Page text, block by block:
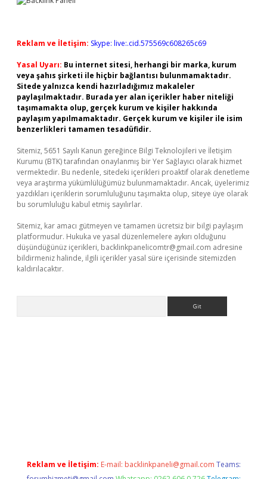
Reklam ve İletişim: Skype: live:.cid.575569c608265c69
Yasal Uyarı: Bu internet sitesi, herhangi bir marka, kurum
veya şahıs şirketi ile hiçbir bağlantısı bulunmamaktadır.
Sitede yalnızca kendi hazırladığımız makaleler
paylaşılmaktadır. Burada yer alan içerikler haber niteliği
taşımamakta olup, gerçek kurum ve kişiler hakkında
paylaşım yapılmamaktadır. Gerçek kurum ve kişiler ile isim
benzerlikleri tamamen tesadüfidir.
Sitemiz, 5651 Sayılı Kanun gereğince Bilgi Teknolojileri ve İletişim
Kurumu (BTK) tarafından onaylanmış bir Yer Sağlayıcı olarak hizmet
vermektedir. Bu nedenle, sitedeki içerikleri proaktif olarak denetleme
veya araştırma yükümlülüğümüz bulunmamaktadır. Ancak, üyelerimiz
yazdıkları içeriklerin sorumluluğunu taşımakta olup, siteye üye olarak
bu sorumluluğu kabul etmiş sayılırlar.
Sitemiz, kar amacı gütmeyen ve tamamen ücretsiz bir bilgi paylaşım
platformudur. Hukuka ve yasal düzenlemelere aykırı olduğunu
düşündüğünüz içerikleri, backlinkpanelicomtr@gmail.com adresine
bildirmeniz halinde, ilgili içerikler yasal süre içerisinde sitemizden
kaldırılacaktır.
Reklam ve İletişim: E-mail: backlinkpaneli@gmail.com Teams: